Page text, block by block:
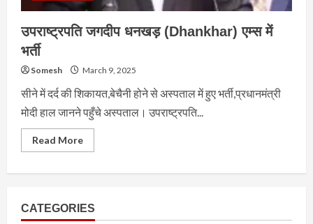
उपराष्ट्रपति जगदीप धनखड़ (Dhankhar) एम्स में
भर्ती
Somesh March 9, 2025
सीने में दर्द की शिकायत,बेचैनी होने से अस्पताल में हुए भर्ती,प्रधानमंत्री
मोदी हाल जानने पहुँचे अस्पताल। उपराष्ट्रपति...
Read MoreRead
more
एम्स
में
CATEGORIES